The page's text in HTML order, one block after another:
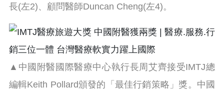
長(左2)、顧問醫師Duncan Cheng(左4)。
▲中國附醫國際醫療中心執行長周艾齊接受IMTJ總
編輯Keith Pollard頒發的「最佳行銷策略」獎。中國